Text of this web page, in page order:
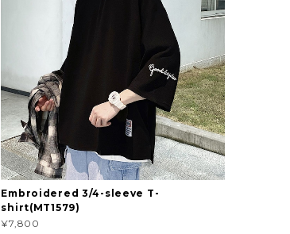
Embroidered 3/4-sleeve T-
shirt(MT1579)
¥7,800